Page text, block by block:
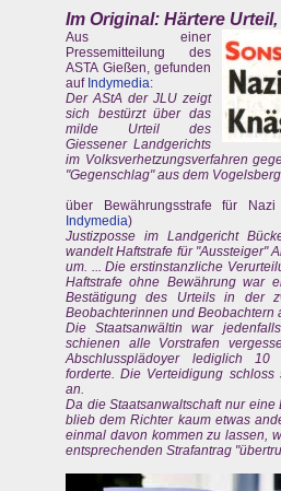
Im Original: Härtere
Aus einer
Pressemitteilung des
ASTA Gießen, gefunden
auf Indymedia:
Der AStA der JLU zeigt
sich bestürzt über das
milde Urteil des
Giessener Landgerichts
im Volksverhetzungsverfahren
"Gegenschlag" aus dem
über Bewährungsstrafe für
Indymedia)
Justizposse im Landgericht
wandelt Haftstrafe für "Aussteiger"
um. ... Die erstinstanzliche
Haftstrafe ohne Bewährung war
Bestätigung des Urteils in der
Beobachterinnen und Beobachtern
Die Staatsanwältin war
schienen alle Vorstrafen
Abschlussplädoyer lediglich
forderte. Die Verteidigung
an.
Da die Staatsanwaltschaft nur eine
blieb dem Richter kaum etwas
einmal davon kommen zu lassen,
entsprechenden Strafantrag